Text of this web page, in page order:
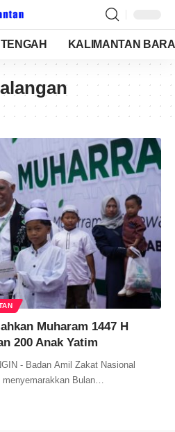
KALIMANTAN
Muharam 1447 H
200 Anak Yatim
- Badan Amil Zakat Nasional
Bulan…